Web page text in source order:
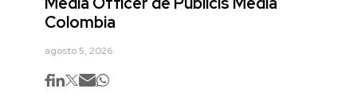
Colombia
agosto 5, 2026